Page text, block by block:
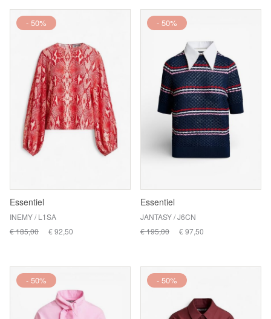
- 50%
Essentiel
INEMY / L1SA
€ 185,00
€ 92,50
- 50%
Essentiel
JANTASY / J6CN
€ 195,00
€ 97,50
- 50% - 50%